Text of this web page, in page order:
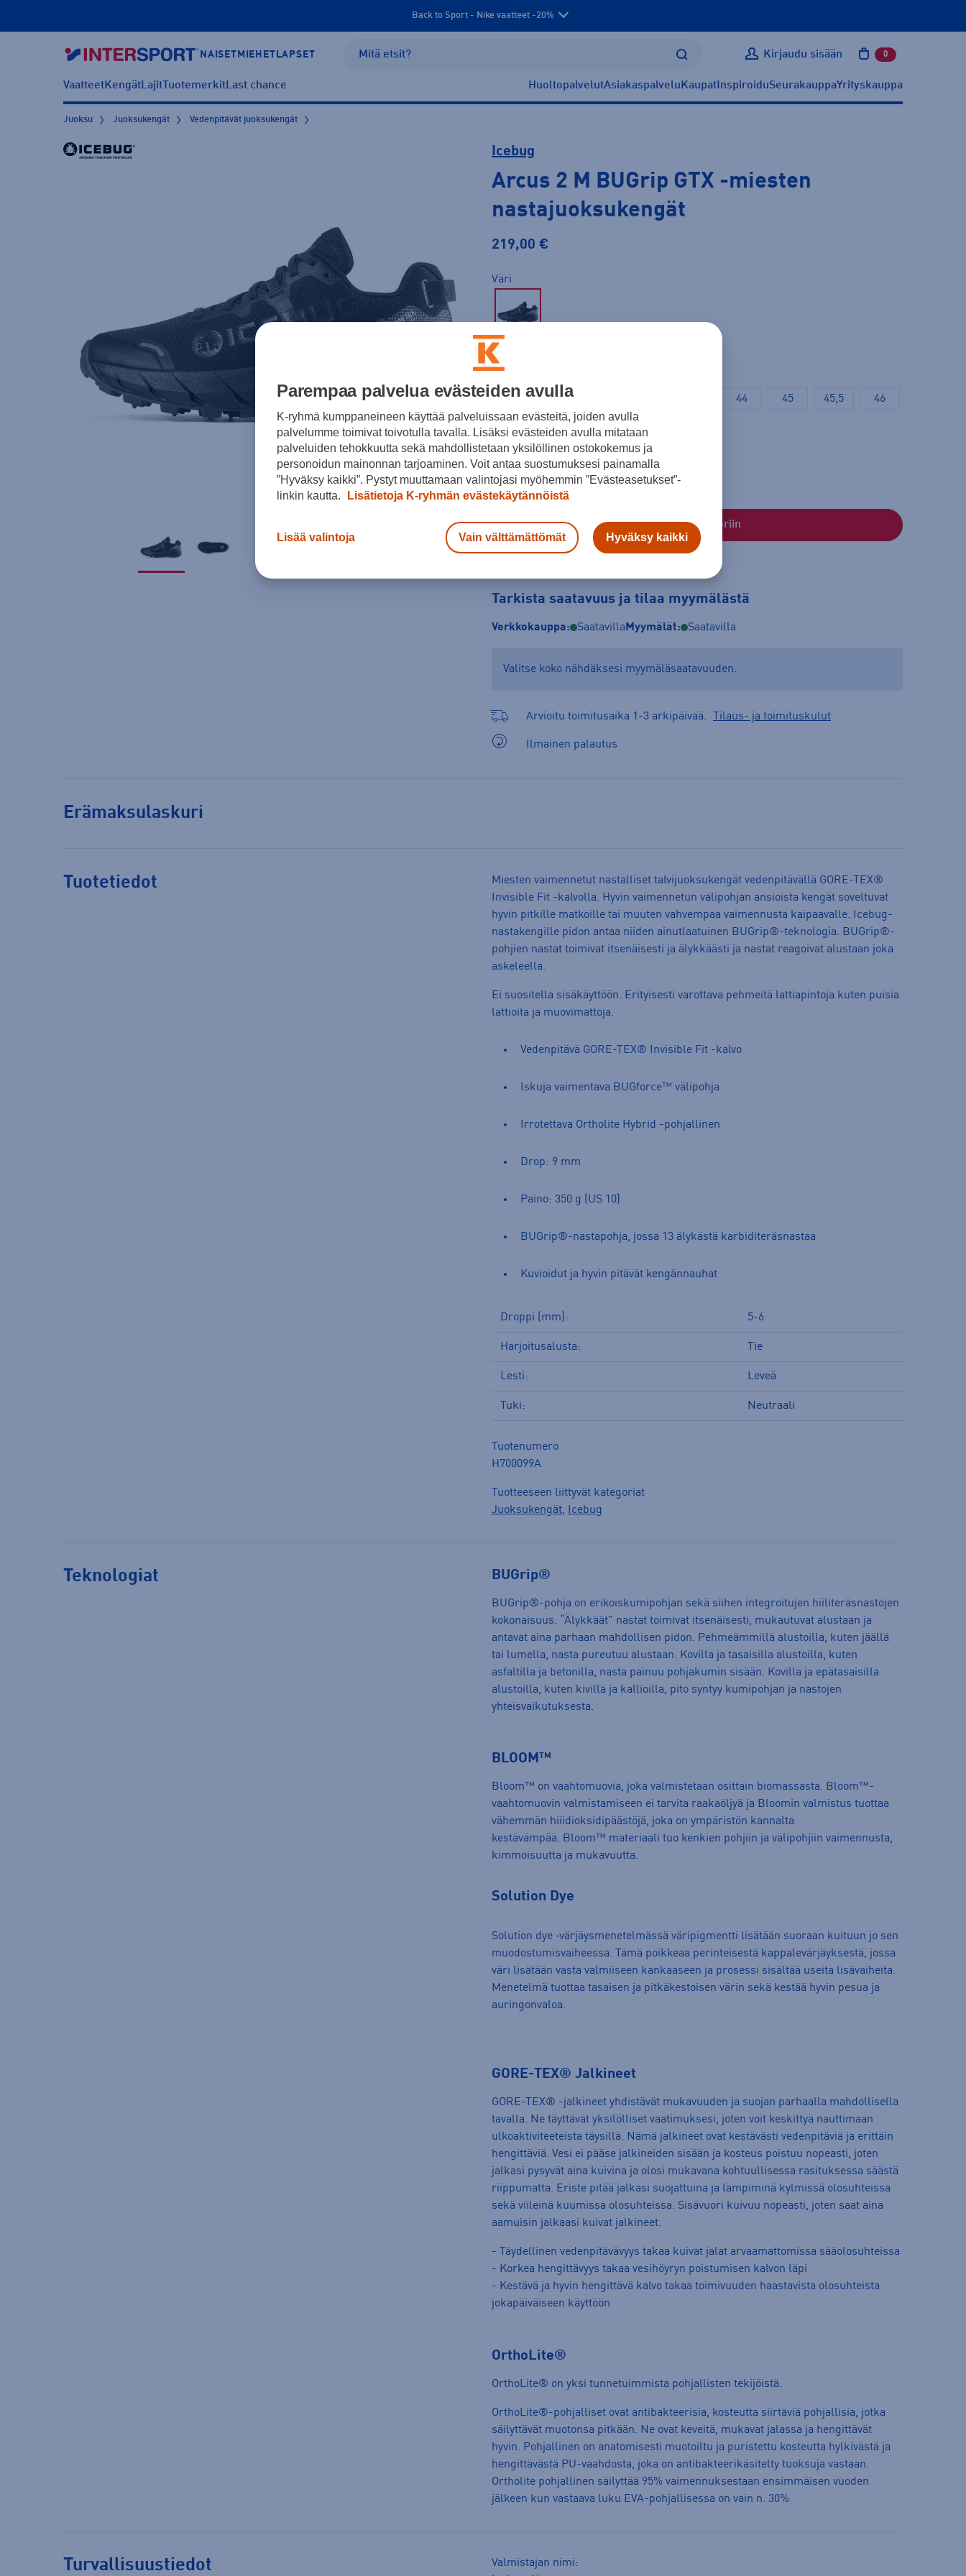
Back to Sport - Nike vaatteet -20%
NAISET MIEHET LAPSET Kirjaudu sisään 0 tuotetta
VaatteetKengätLajitTuotemerkitLast chance HuoltopalvelutAsiakaspalvelu Kaupat InspiroiduSeurakauppaYrityskauppa
Juoksu Juoksukengät Vedenpitävät juoksukengät
Icebug
Arcus 2 M BUGrip GTX -miesten
nastajuoksukengät
219,00 €
Väri
41 41,5 44 45 45,5 46
46,5
Kokotaulukko
Lisää ostoskoriin
Tarkista saatavuus ja tilaa myymälästä
Verkkokauppa: Saatavilla Myymälät: Saatavilla
Valitse koko nähdäksesi myymäläsaatavuuden.
Arvioitu toimitusaika 1-3 arkipäivää. Tilaus- ja toimituskulut
Ilmainen palautus
Erämaksulaskuri
Tuotetiedot
Miesten vaimennetut nastalliset talvijuoksukengät vedenpitävällä GORE-TEX®
Invisible Fit -kalvolla. Hyvin vaimennetun välipohjan ansioista kengät soveltuvat
hyvin pitkille matkoille tai muuten vahvempaa vaimennusta kaipaavalle. Icebug-
nastakengille pidon antaa niiden ainutlaatuinen BUGrip®-teknologia. BUGrip®-
pohjien nastat toimivat itsenäisesti ja älykkäästi ja nastat reagoivat alustaan joka
askeleella.
Ei suositella sisäkäyttöön. Erityisesti varottava pehmeitä lattiapintoja kuten puisia
lattioita ja muovimattoja.
Vedenpitävä GORE-TEX® Invisible Fit -kalvo
Iskuja vaimentava BUGforce™ välipohja
Irrotettava Ortholite Hybrid -pohjallinen
Drop: 9 mm
Paino: 350 g (US 10)
BUGrip®-nastapohja, jossa 13 älykästä karbiditeräsnastaa
Kuvioidut ja hyvin pitävät kengännauhat
Droppi (mm): 5-6
Harjoitusalusta: Tie
Lesti: Leveä
Tuki: Neutraali
Tuotenumero
H700099A
Tuotteeseen liittyvät kategoriat
Juoksukengät, Icebug
Teknologiat BUGrip®
BUGrip®-pohja on erikoiskumipohjan sekä siihen integroitujen hiiliteräsnastojen
kokonaisuus. “Älykkäät” nastat toimivat itsenäisesti, mukautuvat alustaan ja
antavat aina parhaan mahdollisen pidon. Pehmeämmillä alustoilla, kuten jäällä
tai lumella, nasta pureutuu alustaan. Kovilla ja tasaisilla alustoilla, kuten
asfaltilla ja betonilla, nasta painuu pohjakumin sisään. Kovilla ja epätasaisilla
alustoilla, kuten kivillä ja kallioilla, pito syntyy kumipohjan ja nastojen
yhteisvaikutuksesta.
BLOOM™
Bloom™ on vaahtomuovia, joka valmistetaan osittain biomassasta. Bloom™-
vaahtomuovin valmistamiseen ei tarvita raakaöljyä ja Bloomin valmistus tuottaa
vähemmän hiiidioksidipäästöjä, joka on ympäristön kannalta
kestävämpää. Bloom™ materiaali tuo kenkien pohjiin ja välipohjiin vaimennusta,
kimmoisuutta ja mukavuutta.
Solution Dye
Solution dye ‑värjäysmenetelmässä väripigmentti lisätään suoraan kuituun jo sen
muodostumisvaiheessa. Tämä poikkeaa perinteisestä kappalevärjäyksestä, jossa
väri lisätään vasta valmiiseen kankaaseen ja prosessi sisältää useita lisävaiheita.
Menetelmä tuottaa tasaisen ja pitkäkestoisen värin sekä kestää hyvin pesua ja
auringonvaloa.
GORE-TEX® Jalkineet
GORE-TEX® -jalkineet yhdistävät mukavuuden ja suojan parhaalla mahdollisella
tavalla. Ne täyttävät yksilölliset vaatimuksesi, joten voit keskittyä nauttimaan
ulkoaktiviteeteista täysillä. Nämä jalkineet ovat kestävästi vedenpitäviä ja erittäin
hengittäviä. Vesi ei pääse jalkineiden sisään ja kosteus poistuu nopeasti, joten
jalkasi pysyvät aina kuivina ja olosi mukavana kohtuullisessa rasituksessa säästä
riippumatta. Eriste pitää jalkasi suojattuina ja lämpiminä kylmissä olosuhteissa
sekä viileinä kuumissa olosuhteissa. Sisävuori kuivuu nopeasti, joten saat aina
aamuisin jalkaasi kuivat jalkineet.
- Täydellinen vedenpitävävyys takaa kuivat jalat arvaamattomissa sääolosuhteissa
- Korkea hengittävyys takaa vesihöyryn poistumisen kalvon läpi
- Kestävä ja hyvin hengittävä kalvo takaa toimivuuden haastavista olosuhteista
jokapäiväiseen käyttöön
OrthoLite®
OrthoLite® on yksi tunnetuimmista pohjallisten tekijöistä.
OrthoLite®-pohjalliset ovat antibakteerisia, kosteutta siirtäviä pohjallisia, jotka
säilyttävät muotonsa pitkään. Ne ovat keveitä, mukavat jalassa ja hengittävät
hyvin. Pohjallinen on anatomisesti muotoiltu ja puristettu kosteutta hylkivästä ja
hengittävästä PU-vaahdosta, joka on antibakteerikäsitelty tuoksuja vastaan.
Ortholite pohjallinen säilyttää 95% vaimennuksestaan ensimmäisen vuoden
jälkeen kun vastaava luku EVA-pohjallisessa on vain n. 30%
Turvallisuustiedot
Valmistajan nimi:
Parempaa palvelua evästeiden avulla
K-ryhmä kumppaneineen käyttää palveluissaan evästeitä, joiden avulla
palvelumme toimivat toivotulla tavalla. Lisäksi evästeiden avulla mitataan
palveluiden tehokkuutta sekä mahdollistetaan yksilöllinen ostokokemus ja
personoidun mainonnan tarjoaminen. Voit antaa suostumuksesi painamalla
”Hyväksy kaikki”. Pystyt muuttamaan valintojasi myöhemmin ”Evästeasetukset”-
linkin kautta.
Lisätietoja K-ryhmän evästekäytännöistä
Lisää valintoja Vain välttämättömät Hyväksy kaikki